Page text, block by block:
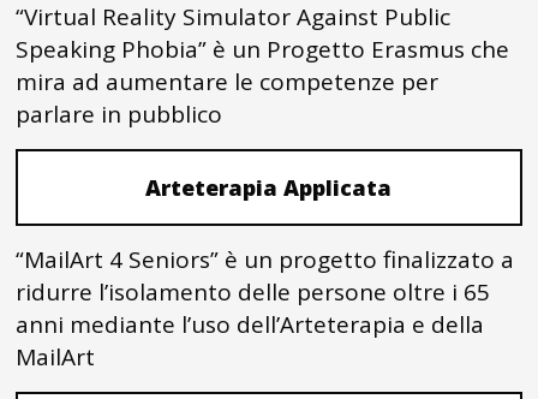
“Virtual Reality Simulator Against Public
Speaking Phobia” è un Progetto Erasmus che
mira ad aumentare le competenze per
parlare in pubblico
Arteterapia Applicata
“MailArt 4 Seniors” è un progetto finalizzato a
ridurre l’isolamento delle persone oltre i 65
anni mediante l’uso dell’Arteterapia e della
MailArt